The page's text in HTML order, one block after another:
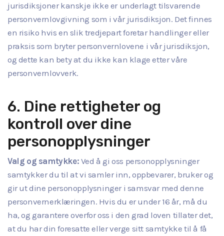
jurisdiksjoner kanskje ikke er underlagt tilsvarende
personvernlovgivning som i vår jurisdiksjon. Det finnes
en risiko hvis en slik tredjepart foretar handlinger eller
praksis som bryter personvernlovene i vår jurisdiksjon,
og dette kan bety at du ikke kan klage etter våre
personvernlovverk.
6. Dine rettigheter og
kontroll over dine
personopplysninger
Valg og samtykke: Ved å gi oss personopplysninger
samtykker du til at vi samler inn, oppbevarer, bruker og
gir ut dine personopplysninger i samsvar med denne
personvernerklæringen. Hvis du er under 16 år, må du
ha, og garantere overfor oss i den grad loven tillater det,
at du har din foresatte eller verge sitt samtykke til å få